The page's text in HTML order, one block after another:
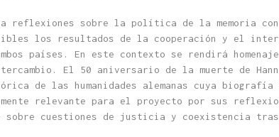
reflexiones sobre la política de la memoria
los resultados de la cooperación y el
países. En este contexto se rendirá
El 50 aniversario de la muerte de
de las humanidades alemanas cuya
relevante para el proyecto por sus
sobre cuestiones de justicia y coexistencia